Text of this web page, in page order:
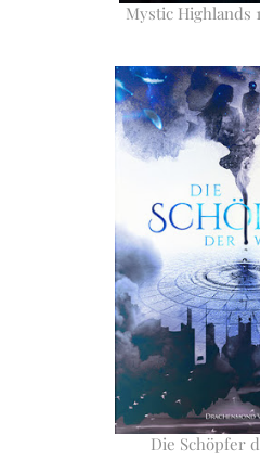
Mystic Highlands
Die Schöpfer